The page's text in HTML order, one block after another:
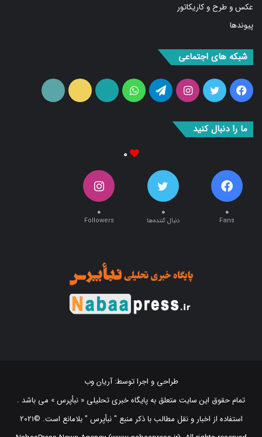
عکس و طرح و کاریکاتور
پیوندها
شبکه های اجتماعی
فیس
توییتر اینستاگرامتلگرام واتس
آپارات ایتا
ما را دنبال کنید
۰
۰
Fans
۰
دنبال کننده‌ها
۰
Followers
طراحی و اجرا توسط:آریان وب
تمام حقوق این سایت متعلق به پایگاه خبری تحلیلی « نبأپرس » می باشد .
استفاده از اخبار و نقل مطالب با ذکر منبع "‌ نبأپرس " بلامانع است. ©2021